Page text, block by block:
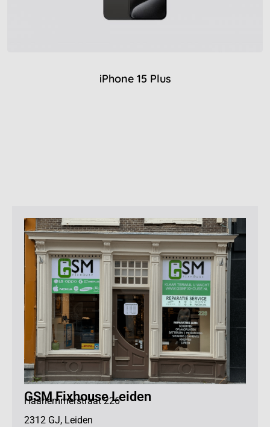
iPhone 15 Plus
GSM Fixhouse Leiden
Haarlemmerstraat 226
2312 GJ, Leiden